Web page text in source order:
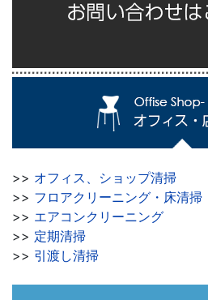
>> オフィス、ショップ清掃
>> フロアクリーニング・床清掃
>> エアコンクリーニング
>> 定期清掃
>> 引渡し清掃